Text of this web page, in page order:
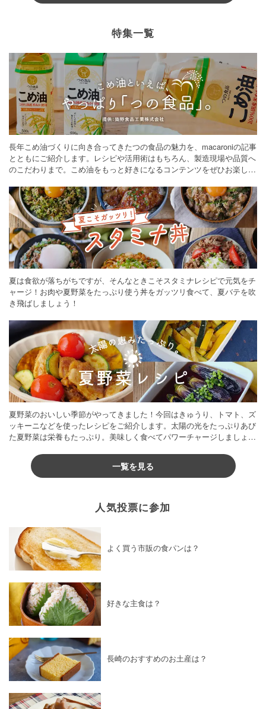
特集一覧
長年こめ油づくりに向き合ってきたつの食品の魅力を、macaroniの記事
とともにご紹介します。レシピや活用術はもちろん、製造現場や品質へ
のこだわりまで。こめ油をもっと好きになるコンテンツをぜひお楽しみ
夏は食欲が落ちがちですが、そんなときこそスタミナレシピで元気をチ
ャージ！お肉や夏野菜をたっぷり使う丼をガッツリ食べて、夏バテを吹
き飛ばしましょう！
夏野菜のおいしい季節がやってきました！今回はきゅうり、トマト、ズ
ッキーニなどを使ったレシピをご紹介します。太陽の光をたっぷりあび
た夏野菜は栄養もたっぷり。美味しく食べてパワーチャージしましょう
一覧を見る
人気投票に参加
よく買う市販の食パンは？
好きな主食は？
長崎のおすすめのお土産は？